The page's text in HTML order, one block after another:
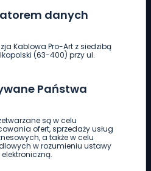
danych
Kablowa Pro-Art z siedzibą
(63-400) przy ul.
Państwa
są w celu
ofert, sprzedaży usług
a także w celu
w rozumieniu ustawy